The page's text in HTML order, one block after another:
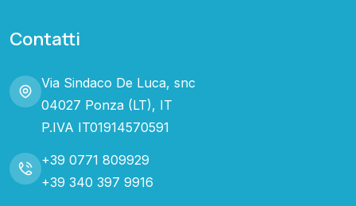
Contatti
Via Sindaco De Luca, snc
04027 Ponza (LT), IT
P.IVA IT01914570591
+39 0771 809929
+39 340 397 9916